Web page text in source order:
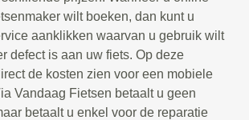
wilt boeken, dan kunt u
aanklikken waarvan u gebruik wilt
defect is aan uw fiets. Op deze
de kosten zien voor een mobiele
Vandaag Fietsen betaalt u geen
betaalt u enkel voor de reparatie